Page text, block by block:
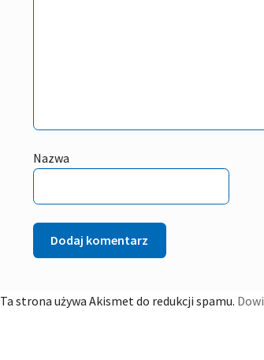
Nazwa
Ta strona używa Akismet do redukcji spamu.